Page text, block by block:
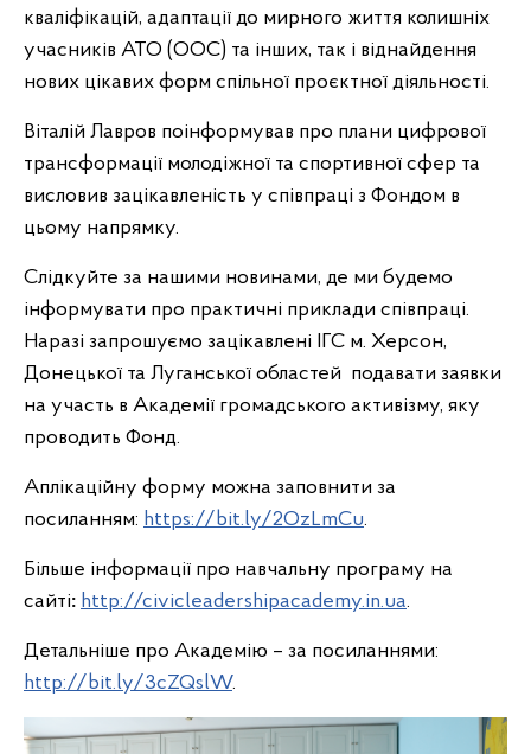
кваліфікацій, адаптації до мирного життя колишніх
учасників АТО (ООС) та інших, так і віднайдення
нових цікавих форм спільної проєктної діяльності.
Віталій Лавров поінформував про плани цифрової
трансформації молодіжної та спортивної сфер та
висловив зацікавленість у співпраці з Фондом в
цьому напрямку.
Слідкуйте за нашими новинами, де ми будемо
інформувати про практичні приклади співпраці.
Наразі запрошуємо зацікавлені ІГС м. Херсон,
Донецької та Луганської областей подавати заявки
на участь в Академії громадського активізму, яку
проводить Фонд.
Аплікаційну форму можна заповнити за
посиланням: https://bit.ly/2OzLmCu.
Більше інформації про навчальну програму на
сайті: http://civicleadershipacademy.in.ua.
Детальніше про Академію – за посиланнями:
http://bit.ly/3cZQslW.